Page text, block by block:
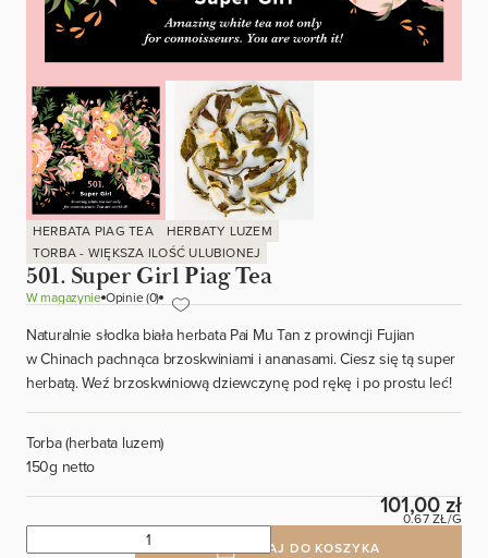
HERBATA PIAG TEA
HERBATY LUZEM
TORBA - WIĘKSZA ILOŚĆ ULUBIONEJ
501. Super Girl Piag Tea
W magazynie Opinie (0)
Naturalnie słodka biała herbata Pai Mu Tan z prowincji Fujian
w Chinach pachnąca brzoskwiniami i ananasami. Ciesz się tą super
herbatą. Weź brzoskwiniową dziewczynę pod rękę i po prostu leć!
Torba (herbata luzem)
150g netto
101,00 zł
0.67 ZŁ/G
DODAJ DO KOSZYKA